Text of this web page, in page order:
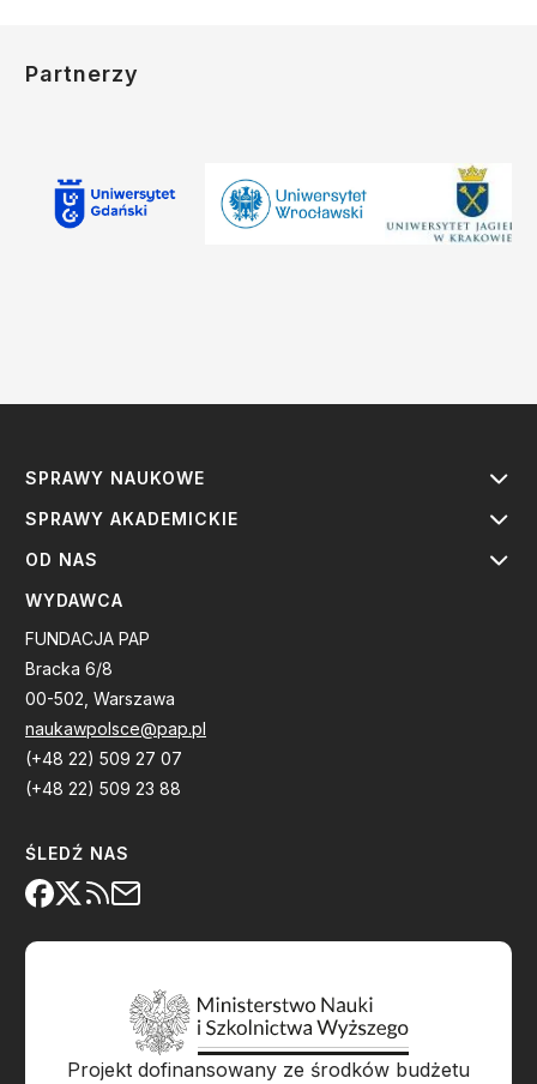
Partnerzy
SPRAWY NAUKOWE
SPRAWY AKADEMICKIE
OD NAS
WYDAWCA
FUNDACJA PAP
Bracka 6/8
00-502, Warszawa
naukawpolsce@pap.pl
(+48 22) 509 27 07
(+48 22) 509 23 88
ŚLEDŹ NAS
Projekt dofinansowany ze środków budżetu